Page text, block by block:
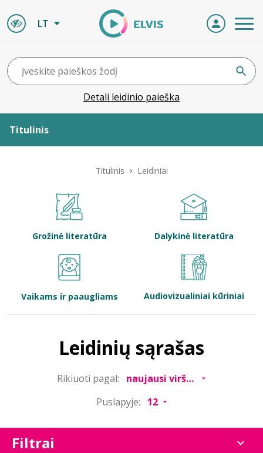
LT
Detali leidinio paieška
Titulinis
Bibliotekoms
Titulinis Leidiniai
Grožinė literatūra Dalykinė literatūra
Vaikams ir paaugliams Audiovizualiniai kūriniai
Leidinių sąrašas
Rikiuoti pagal:
Puslapyje:
Filtrai